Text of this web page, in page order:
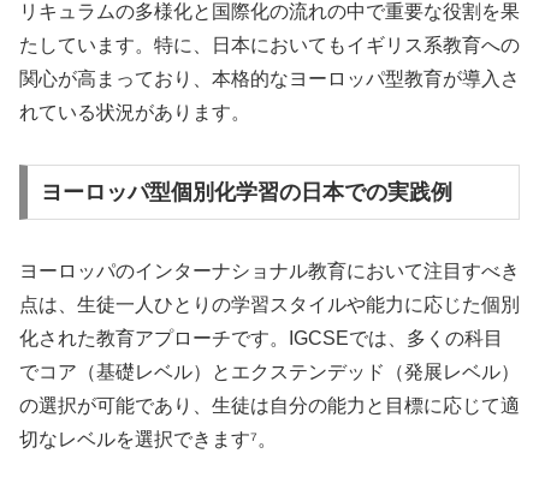
リキュラムの多様化と国際化の流れの中で重要な役割を果
たしています。特に、日本においてもイギリス系教育への
関心が高まっており、本格的なヨーロッパ型教育が導入さ
れている状況があります。
ヨーロッパ型個別化学習の日本での実践例
ヨーロッパのインターナショナル教育において注目すべき
点は、生徒一人ひとりの学習スタイルや能力に応じた個別
化された教育アプローチです。IGCSEでは、多くの科目
でコア（基礎レベル）とエクステンデッド（発展レベル）
の選択が可能であり、生徒は自分の能力と目標に応じて適
切なレベルを選択できます⁷。